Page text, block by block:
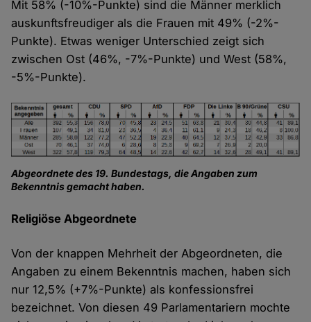
Mit 58% (-10%-Punkte) sind die Männer merklich
auskunftsfreudiger als die Frauen mit 49% (-2%-
Punkte). Etwas weniger Unterschied zeigt sich
zwischen Ost (46%, -7%-Punkte) und West (58%,
-5%-Punkte).
Abgeordnete des 19. Bundestags, die Angaben zum
Bekenntnis gemacht haben.
Religiöse Abgeordnete
Von der knappen Mehrheit der Abgeordneten, die
Angaben zu einem Bekenntnis machen, haben sich
nur 12,5% (+7%-Punkte) als konfessionsfrei
bezeichnet. Von diesen 49 Parlamentariern mochte